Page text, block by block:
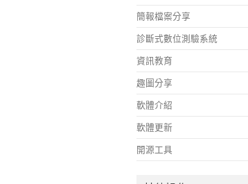
簡報檔案分享
診斷式數位測驗系統
資訊教育
趣圖分享
軟體介紹
軟體更新
開源工具